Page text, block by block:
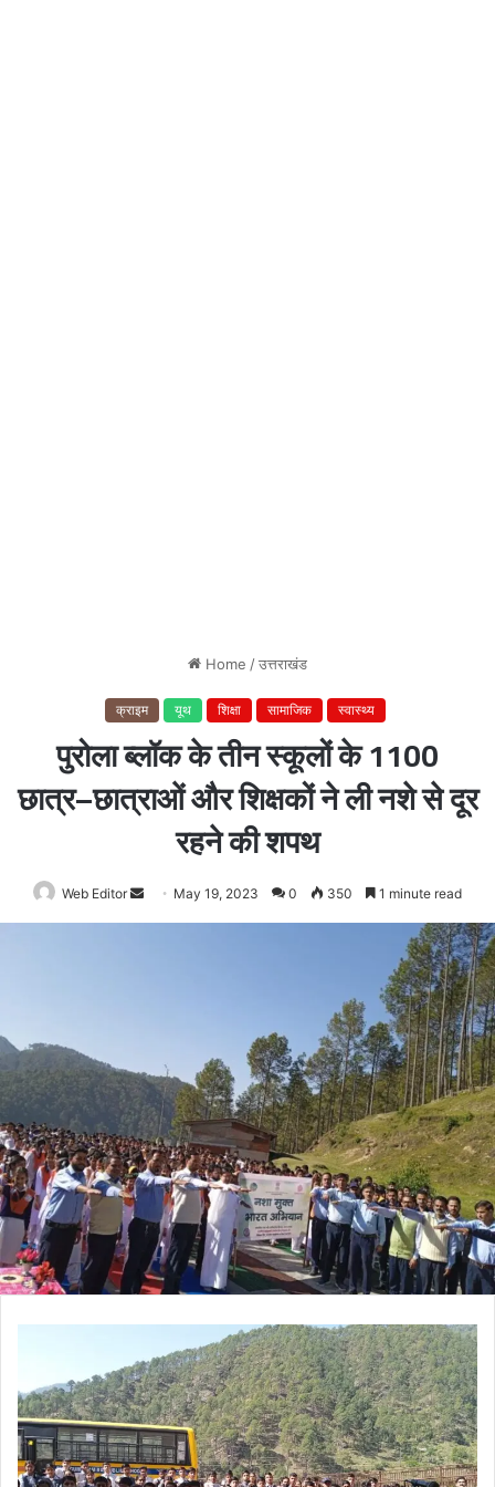
Home /उत्तराखंड
क्राइम यूथ शिक्षा सामाजिक स्वास्थ्य
पुरोला ब्लॉक के तीन स्कूलों के 1100
छात्र–छात्राओं और शिक्षकों ने ली नशे से दूर
रहने की शपथ
Web Editor
Send
an
May 19, 2023 0 350 1 minute read